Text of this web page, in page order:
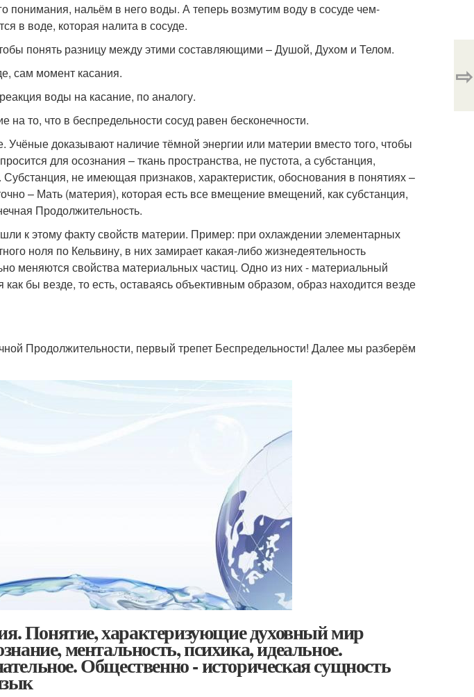
понимания, нальём в него воды. А теперь возмутим воду в сосуде чем-
в воде, которая налита в сосуде.
понять разницу между этими составляющими – Душой, Духом и Телом.
сам момент касания.
воды на касание, по аналогу.
на то, что в беспредельности сосуд равен бесконечности.
доказывают наличие тёмной энергии или материи вместо того, чтобы
для осознания – ткань пространства, не пустота, а субстанция,
не имеющая признаков, характеристик, обоснования в понятиях –
– Мать (материя), которая есть все вмещение вмещений, как субстанция,
Продолжительность.
к этому факту свойств материи. Пример: при охлаждении элементарных
ноля по Кельвину, в них замирает какая-либо жизнедеятельность
меняются свойства материальных частиц. Одно из них - материальный
как бы везде, то есть, оставаясь объективным образом, образ находится везде
Продолжительности, первый трепет Беспредельности! Далее мы разберём
Понятие, характеризующие духовный мир
ментальность, психика, идеальное.
Общественно - историческая сущность
⇨